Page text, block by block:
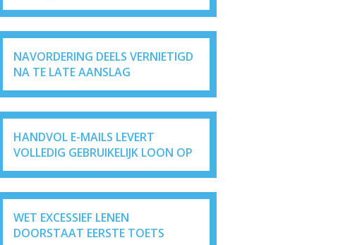
NAVORDERING DEELS VERNIETIGD
NA TE LATE AANSLAG
HANDVOL E-MAILS LEVERT
VOLLEDIG GEBRUIKELIJK LOON OP
WET EXCESSIEF LENEN
DOORSTAAT EERSTE TOETS